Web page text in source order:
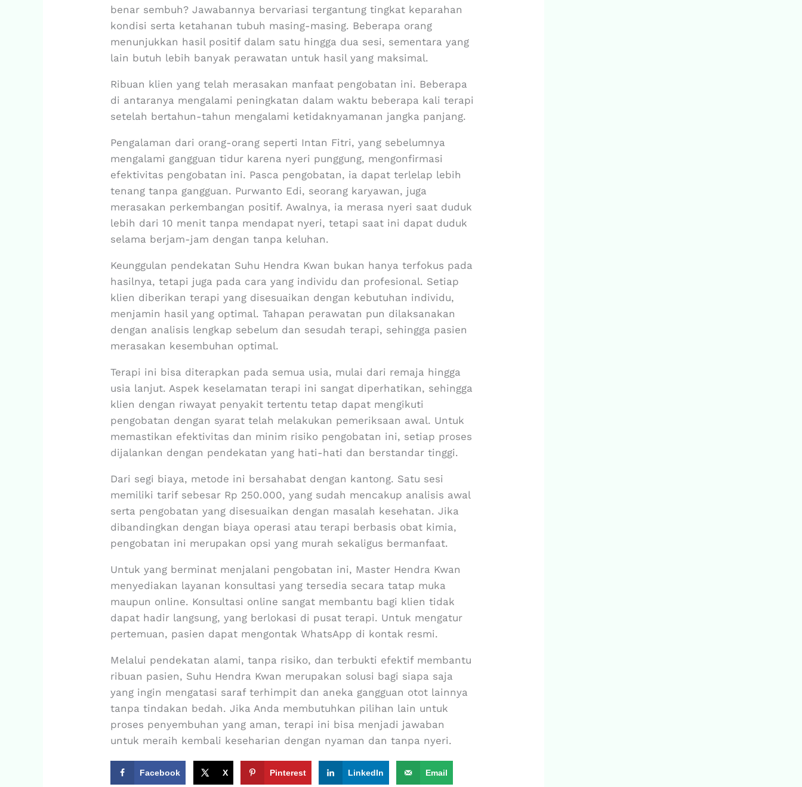
benar sembuh? Jawabannya bervariasi tergantung tingkat keparahan
kondisi serta ketahanan tubuh masing-masing. Beberapa orang
menunjukkan hasil positif dalam satu hingga dua sesi, sementara yang
lain butuh lebih banyak perawatan untuk hasil yang maksimal.
Ribuan klien yang telah merasakan manfaat pengobatan ini. Beberapa
di antaranya mengalami peningkatan dalam waktu beberapa kali terapi
setelah bertahun-tahun mengalami ketidaknyamanan jangka panjang.
Pengalaman dari orang-orang seperti Intan Fitri, yang sebelumnya
mengalami gangguan tidur karena nyeri punggung, mengonfirmasi
efektivitas pengobatan ini. Pasca pengobatan, ia dapat terlelap lebih
tenang tanpa gangguan. Purwanto Edi, seorang karyawan, juga
merasakan perkembangan positif. Awalnya, ia merasa nyeri saat duduk
lebih dari 10 menit tanpa mendapat nyeri, tetapi saat ini dapat duduk
selama berjam-jam dengan tanpa keluhan.
Keunggulan pendekatan Suhu Hendra Kwan bukan hanya terfokus pada
hasilnya, tetapi juga pada cara yang individu dan profesional. Setiap
klien diberikan terapi yang disesuaikan dengan kebutuhan individu,
menjamin hasil yang optimal. Tahapan perawatan pun dilaksanakan
dengan analisis lengkap sebelum dan sesudah terapi, sehingga pasien
merasakan kesembuhan optimal.
Terapi ini bisa diterapkan pada semua usia, mulai dari remaja hingga
usia lanjut. Aspek keselamatan terapi ini sangat diperhatikan, sehingga
klien dengan riwayat penyakit tertentu tetap dapat mengikuti
pengobatan dengan syarat telah melakukan pemeriksaan awal. Untuk
memastikan efektivitas dan minim risiko pengobatan ini, setiap proses
dijalankan dengan pendekatan yang hati-hati dan berstandar tinggi.
Dari segi biaya, metode ini bersahabat dengan kantong. Satu sesi
memiliki tarif sebesar Rp 250.000, yang sudah mencakup analisis awal
serta pengobatan yang disesuaikan dengan masalah kesehatan. Jika
dibandingkan dengan biaya operasi atau terapi berbasis obat kimia,
pengobatan ini merupakan opsi yang murah sekaligus bermanfaat.
Untuk yang berminat menjalani pengobatan ini, Master Hendra Kwan
menyediakan layanan konsultasi yang tersedia secara tatap muka
maupun online. Konsultasi online sangat membantu bagi klien tidak
dapat hadir langsung, yang berlokasi di pusat terapi. Untuk mengatur
pertemuan, pasien dapat mengontak WhatsApp di kontak resmi.
Melalui pendekatan alami, tanpa risiko, dan terbukti efektif membantu
ribuan pasien, Suhu Hendra Kwan merupakan solusi bagi siapa saja
yang ingin mengatasi saraf terhimpit dan aneka gangguan otot lainnya
tanpa tindakan bedah. Jika Anda membutuhkan pilihan lain untuk
proses penyembuhan yang aman, terapi ini bisa menjadi jawaban
untuk meraih kembali keseharian dengan nyaman dan tanpa nyeri.
Facebook X Pinterest LinkedIn Email